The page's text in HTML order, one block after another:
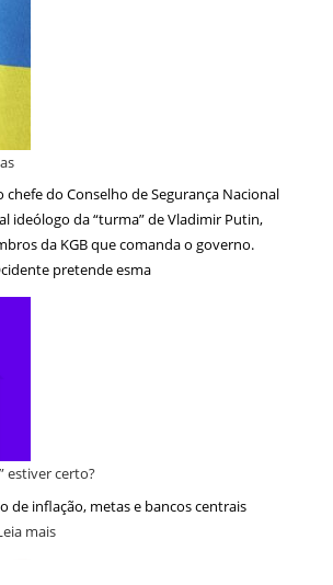
chefe do Conselho de Segurança Nacional
ideólogo da “turma” de Vladimir Putin,
da KGB que comanda o governo.
pretende esma
estiver certo?
de inflação, metas e bancos centrais
mais